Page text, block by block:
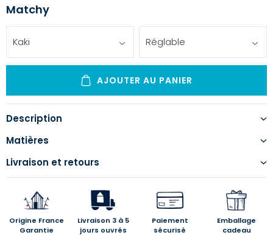
Matchy
Kaki Réglable
AJOUTER AU PANIER
Description
Matières
Livraison et retours
Origine France
Garantie
Livraison 3 à 5
jours ouvrés
Paiement
sécurisé
Emballage
cadeau